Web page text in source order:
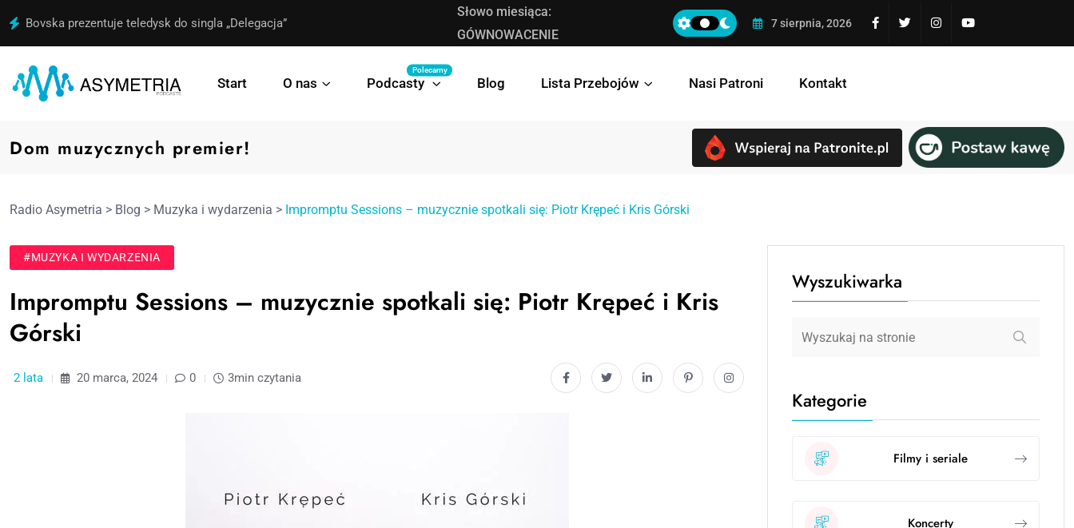
Bovska prezentuje teledysk do singla „Delegacja” Lista Przebojów TOP 30 Wasza Muza 258 Niebezpieczne
Słowo miesiąca:
GÓWNOWACENIE
7 sierpnia, 2026
Start O nas Podcasty
Polecamy
Blog Lista Przebojów Nasi Patroni Kontakt
Dom muzycznych premier!
Radio Asymetria > Blog > Muzyka i wydarzenia > Impromptu Sessions – muzycznie spotkali się: Piotr Krępeć i Kris Górski
#MUZYKA I WYDARZENIA
Impromptu Sessions – muzycznie spotkali się: Piotr Krępeć i Kris
Górski
2 lata 20 marca, 2024 0 3min czytania
Wyszukiwarka
Kategorie
Filmy i seriale
Koncerty